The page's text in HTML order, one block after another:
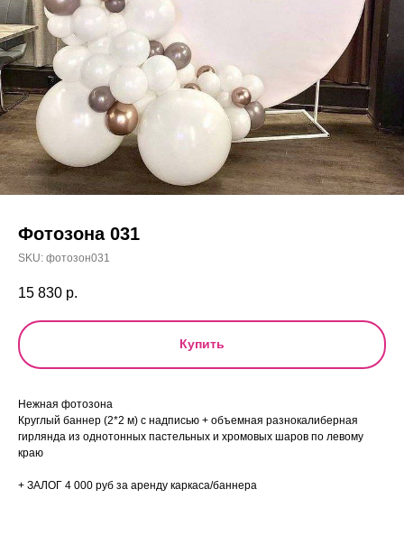
Фотозона 031
SKU: фотозон031
15 830 р.
Купить
Нежная фотозона
Круглый баннер (2*2 м) с надписью + объемная разнокалиберная
гирлянда из однотонных пастельных и хромовых шаров по левому
краю
+ ЗАЛОГ 4 000 руб за аренду каркаса/баннера